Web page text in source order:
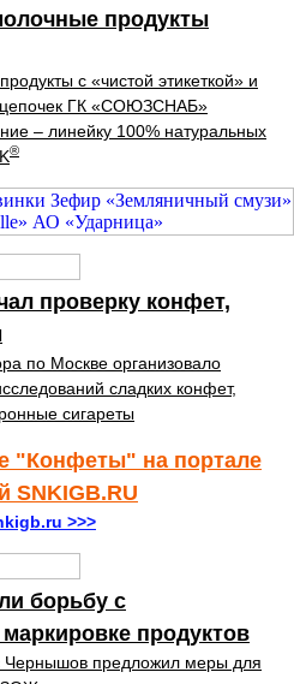
продукты
с «чистой этикеткой» и
цепочек ГК «СОЮЗСНАБ»
– линейку 100% натуральных
®
проверку конфет,
по Москве организовало
сладких конфет,
сигареты
"Конфеты" на портале
SNKIGB.RU
>>>
борьбу с
продуктов
Чернышов предложил меры для